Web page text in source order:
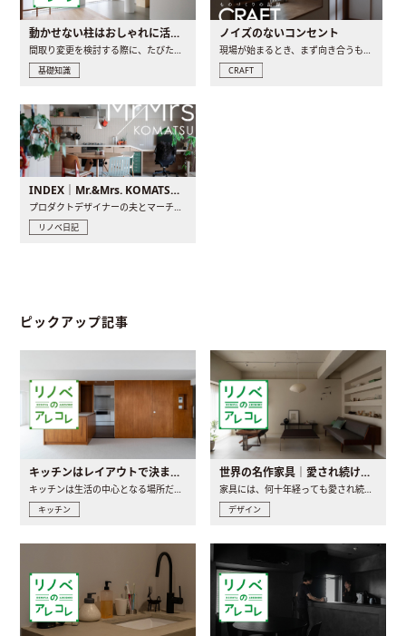
動かせない柱はおしゃれに活用！柱を魅せるリノベーション(リノベ)4選
間取り変更を検討する際に、たびたび皆さんの頭を悩ませる動か..
基礎知識
ノイズのないコンセント
現場が始まるとき、まず向き合うものの一つがコンセントです..
CRAFT
INDEX｜Mr.&Mrs. KOMATSU renovation diary
プロダクトデザイナーの夫とマーチャンダイザーの妻が、夫婦で..
リノベ日記
ピックアップ記事
キッチンはレイアウトで決まる。後悔しないための考え方と選び方
キッチン
世界の名作家具｜愛され続ける理由と一生モノとの出会い方
デザイン